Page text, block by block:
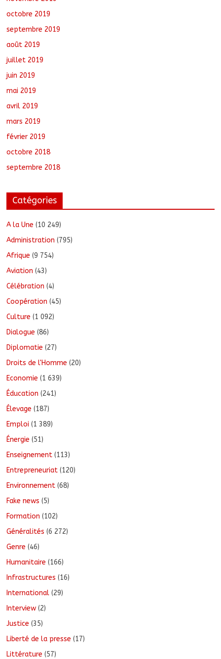
octobre 2019
septembre 2019
août 2019
juillet 2019
juin 2019
mai 2019
avril 2019
mars 2019
février 2019
octobre 2018
septembre 2018
Catégories
A la Une (10 249)
Administration (795)
Afrique (9 754)
Aviation (43)
Célébration (4)
Coopération (45)
Culture (1 092)
Dialogue (86)
Diplomatie (27)
Droits de l'Homme (20)
Economie (1 639)
Éducation (241)
Élevage (187)
Emploi (1 389)
Énergie (51)
Enseignement (113)
Entrepreneuriat (120)
Environnement (68)
Fake news (5)
Formation (102)
Généralités (6 272)
Genre (46)
Humanitaire (166)
Infrastructures (16)
International (29)
Interview (2)
Justice (35)
Liberté de la presse (17)
Littérature (57)